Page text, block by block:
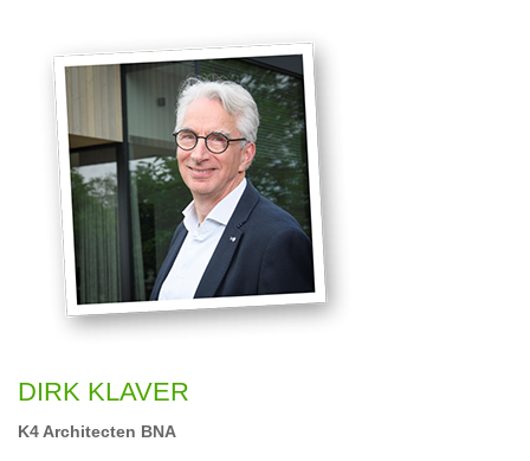
DIRK KLAVER
K4 Architecten BNA